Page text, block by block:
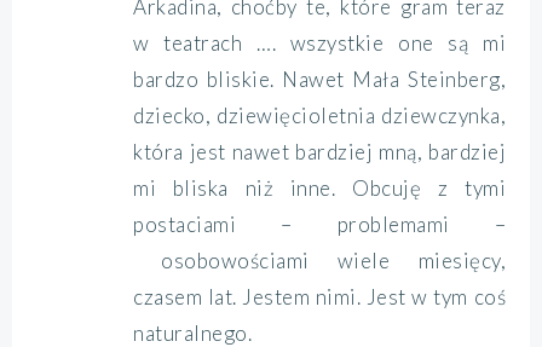
Arkadina, choćby te, które gram teraz
w teatrach …. wszystkie one są mi
bardzo bliskie. Nawet Mała Steinberg,
dziecko, dziewięcioletnia dziewczynka,
która jest nawet bardziej mną, bardziej
mi bliska niż inne. Obcuję z tymi
postaciami – problemami –
osobowościami wiele miesięcy,
czasem lat. Jestem nimi. Jest w tym coś
naturalnego.